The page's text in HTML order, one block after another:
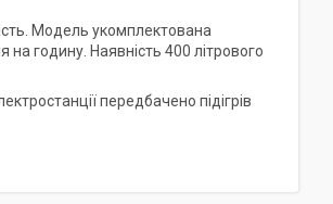
Модель укомплектована
годину. Наявність 400 літрового
передбачено підігрів